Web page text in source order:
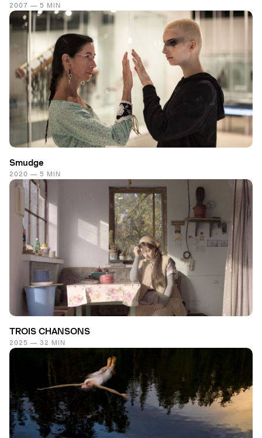
2007 — 5 MIN
Smudge
2020 — 5 MIN
TROIS CHANSONS
2025 — 32 MIN